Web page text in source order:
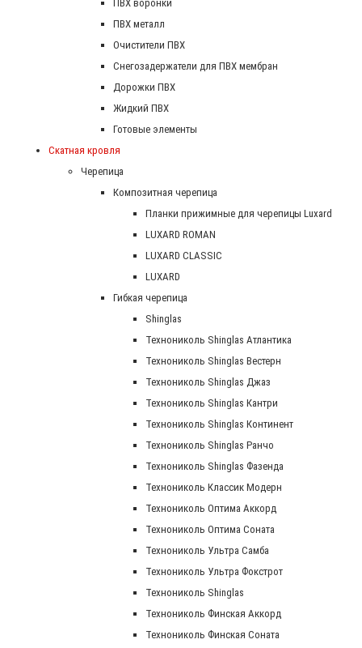
ПВХ воронки
ПВХ металл
Очистители ПВХ
Снегозадержатели для ПВХ мембран
Дорожки ПВХ
Жидкий ПВХ
Готовые элементы
Скатная кровля
Черепица
Композитная черепица
Планки прижимные для черепицы Luxard
LUXARD ROMAN
LUXARD CLASSIC
LUXARD
Гибкая черепица
Shinglas
Технониколь Shinglas Атлантика
Технониколь Shinglas Вестерн
Технониколь Shinglas Джаз
Технониколь Shinglas Кантри
Технониколь Shinglas Континент
Технониколь Shinglas Ранчо
Технониколь Shinglas Фазенда
Технониколь Классик Модерн
Технониколь Оптима Аккорд
Технониколь Оптима Соната
Технониколь Ультра Самба
Технониколь Ультра Фокстрот
Технониколь Shinglas
Технониколь Финская Аккорд
Технониколь Финская Соната